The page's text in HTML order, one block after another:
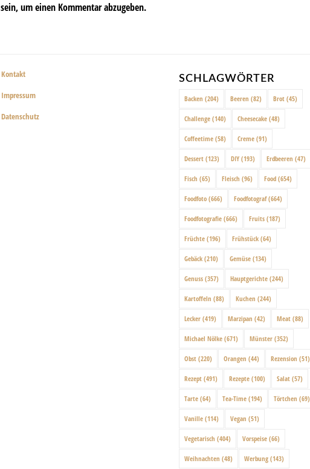
sein, um einen Kommentar abzugeben.
Kontakt
Impressum
Datenschutz
SCHLAGWÖRTER
Backen (204) Beeren (82) Brot (45)
Challenge (140) Cheesecake (48)
Coffeetime (58) Creme (91)
Dessert (123) DIY (193) Erdbeeren (47)
Fisch (65) Fleisch (96) Food (654)
Foodfoto (666) Foodfotograf(664)
Foodfotografie (666) Fruits (187)
Früchte (196) Frühstück (64)
Gebäck (210) Gemüse (134)
Genuss (357) Hauptgerichte (244)
Kartoffeln (88) Kuchen (244)
Lecker (419) Marzipan (42) Meat (88)
Michael Nölke (671) Münster (352)
Obst (220) Orangen (44) Rezension (51)
Rezept (491) Rezepte (100) Salat (57)
Tarte (64) Tea-Time (194) Törtchen (69)
Vanille (114) Vegan (51)
Vegetarisch (404) Vorspeise (66)
Weihnachten (48) Werbung (143)